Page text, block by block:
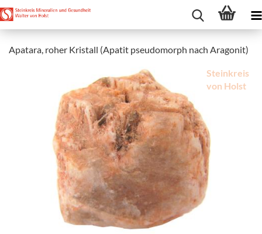
Apatara, roher Kristall (Apatit pseudomorph nach Aragonit)
Steinkreis
von Holst